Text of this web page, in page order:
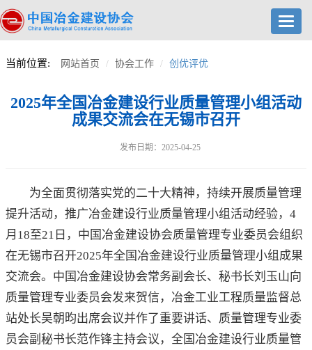
当前位置: 网站首页 协会工作 创优评优
2025年全国冶金建设行业质量管理小组活动
成果交流会在无锡市召开
发布日期：2025-04-25
为全面贯彻落实党的二十大精神，持续开展质量管理
提升活动，推广冶金建设行业质量管理小组活动经验，4
月18至21日，中国冶金建设协会质量管理专业委员会组织
在无锡市召开2025年全国冶金建设行业质量管理小组成果
交流会。中国冶金建设协会常务副会长、秘书长刘玉山向
质量管理专业委员会发来贺信，冶金工业工程质量监督总
站处长吴朝昀出席会议并作了重要讲话、质量管理专业委
员会副秘书长范作锋主持会议，全国冶金建设行业质量管